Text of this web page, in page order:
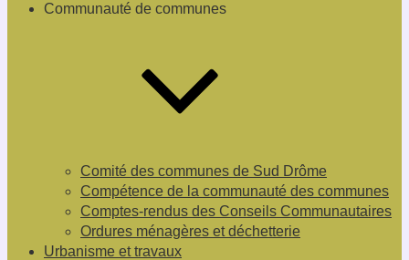
Communauté de communes
Comité des communes de Sud Drôme
Compétence de la communauté des communes
Comptes-rendus des Conseils Communautaires
Ordures ménagères et déchetterie
Urbanisme et travaux